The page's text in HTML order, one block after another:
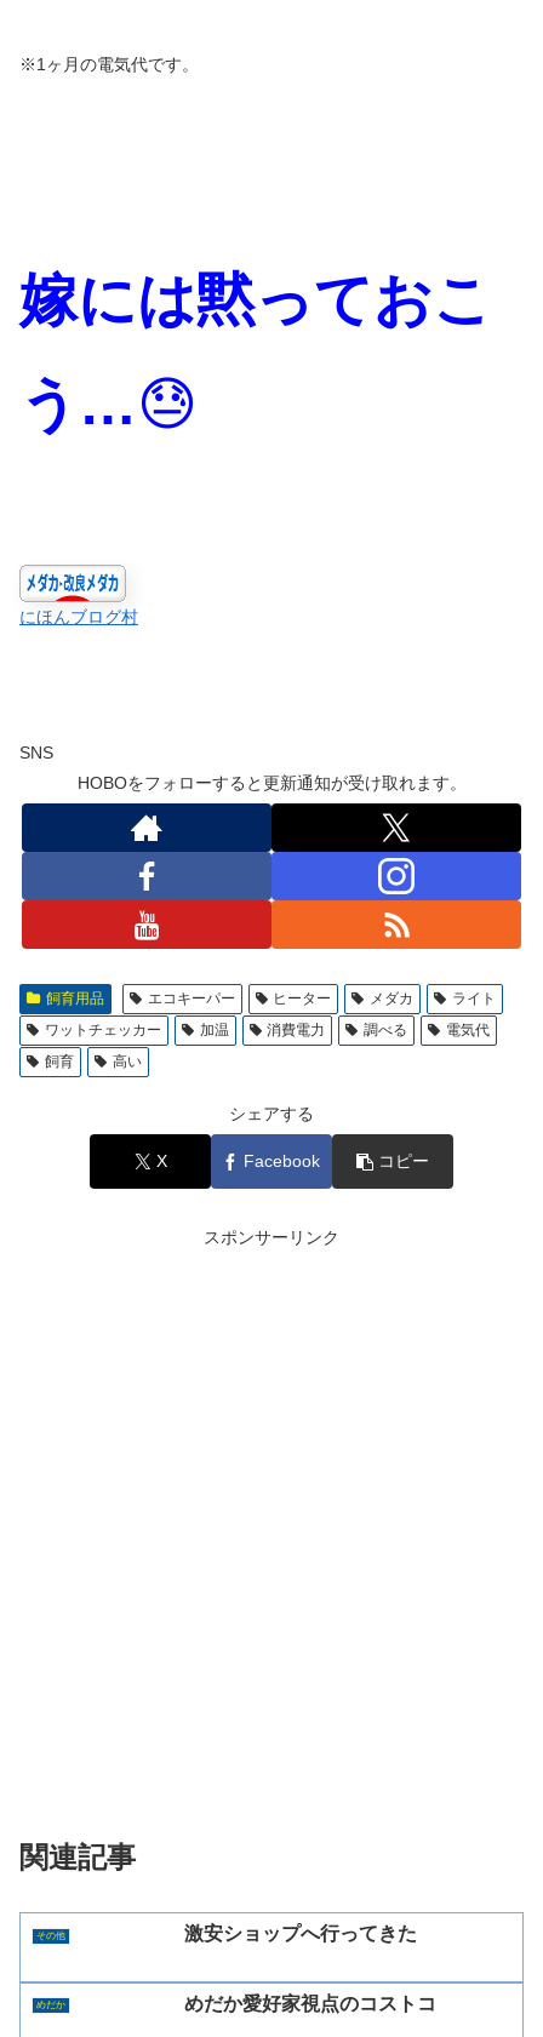
※1ヶ月の電気代です。
嫁には黙っておこ
う …😓
にほんブログ村
SNS
HOBOをフォローすると更新通知が受け取れます。
飼育用品 エコキーパー ヒーター メダカ
ライト
ワットチェッカー
加温 消費電力 調べる
電気代
飼育
高い
シェアする
X Facebook コピー
スポンサーリンク
関連記事
その他 激安ショップへ行ってきた
めだか めだか愛好家視点のコストコ